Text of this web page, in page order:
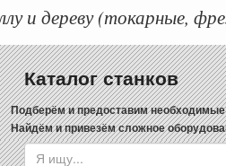
и дереву (токарные,
Каталог станков
Подберём и предоставим необходимые
Найдём и привезём сложное